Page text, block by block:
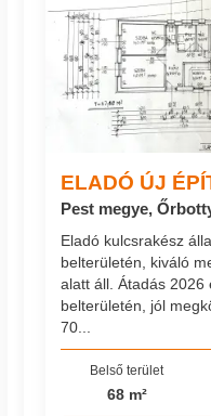
ELADÓ ÚJ
Pest megye,
Eladó kulcsrakész
belterületén, kiváló
alatt áll. Átadás 2026
belterületén, jól
70...
Belső terület
68 m²